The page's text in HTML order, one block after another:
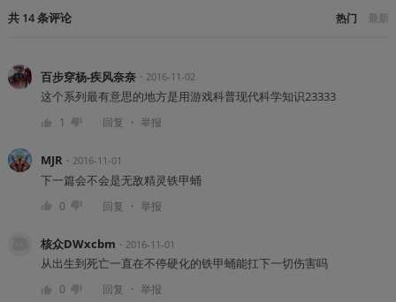
共 14条评论 热门 最新
百步穿杨-疾风奈奈・ 2016-11-02
这个系列最有意思的地方是用游戏科普现代科学知识23333
1 回复 ・ 举报
MJR ・ 2016-11-01
下一篇会不会是无敌精灵铁甲蛹
0 回复 ・ 举报
核众DWxcbm ・ 2016-11-01
从出生到死亡一直在不停硬化的铁甲蛹能扛下一切伤害吗
0 回复 ・ 举报